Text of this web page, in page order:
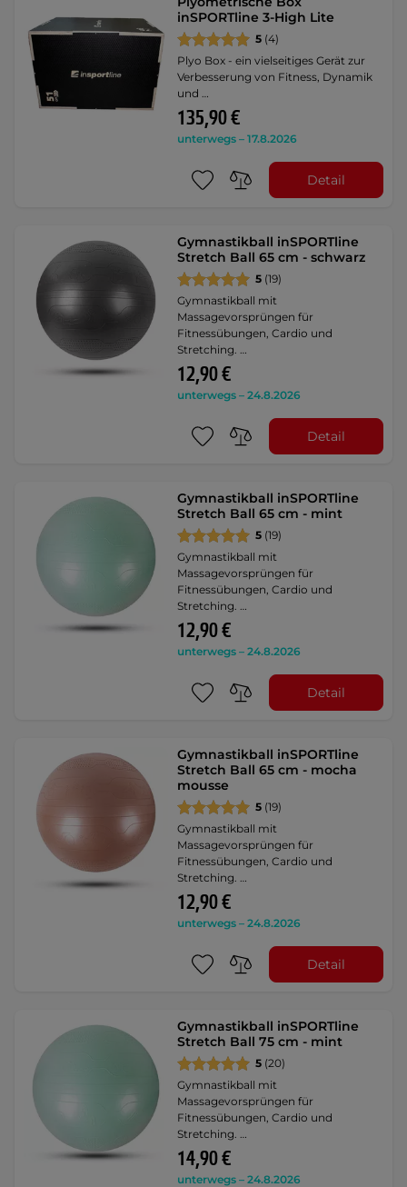
inSPORTline 3-High Lite
5 (4)
Plyo Box - ein vielseitiges Gerät zur
Verbesserung von Fitness, Dynamik
und …
135,90 €
unterwegs – 17.8.2026
Detail
Gymnastikball inSPORTline
Stretch Ball 65 cm - schwarz
5 (19)
Gymnastikball mit
Massagevorsprüngen für
Fitnessübungen, Cardio und
Stretching. …
12,90 €
unterwegs – 24.8.2026
Detail
Gymnastikball inSPORTline
Stretch Ball 65 cm - mint
5 (19)
Gymnastikball mit
Massagevorsprüngen für
Fitnessübungen, Cardio und
Stretching. …
12,90 €
unterwegs – 24.8.2026
Detail
Gymnastikball inSPORTline
Stretch Ball 65 cm - mocha
mousse
5 (19)
Gymnastikball mit
Massagevorsprüngen für
Fitnessübungen, Cardio und
Stretching. …
12,90 €
unterwegs – 24.8.2026
Detail
Gymnastikball inSPORTline
Stretch Ball 75 cm - mint
5 (20)
Gymnastikball mit
Massagevorsprüngen für
Fitnessübungen, Cardio und
Stretching. …
14,90 €
unterwegs – 24.8.2026